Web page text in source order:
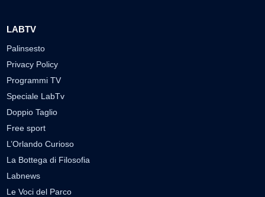
LABTV
Palinsesto
Privacy Policy
Programmi TV
Speciale LabTv
Doppio Taglio
Free sport
L’Orlando Curioso
La Bottega di Filosofia
Labnews
Le Voci del Parco